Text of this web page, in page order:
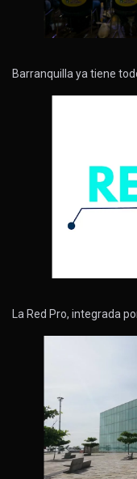
Barranquilla ya tiene
La Red Pro, integrada